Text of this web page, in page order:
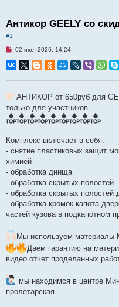
Антикор GEELY со
#1
Н
п
р
а
н
н
с
о
б
щ
е
н
е
02 июл 2026, 14:24
АНТИКОР от 650руб для
только для участников
Комплекс включает в себя:
- снятие пластиковых защит
химией
- обработка днища
- обработка скрытых полостей
- обработка скрытых полостей
- обработка кромок капота
частей кузова в подкапотном
Мы используем материалы
Даем гарантию на
видео отчет проделанных
мы находимся в центре
пролетарская.